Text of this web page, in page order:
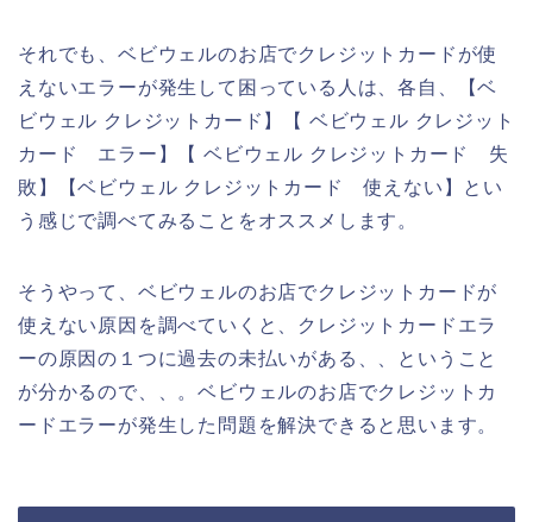
それでも、ベビウェルのお店でクレジットカードが使
えないエラーが発生して困っている人は、各自、【ベ
ビウェル クレジットカード】【 ベビウェル クレジット
カード エラー】【 ベビウェル クレジットカード 失
敗】【ベビウェル クレジットカード 使えない】とい
う感じで調べてみることをオススメします。
そうやって、ベビウェルのお店でクレジットカードが
使えない原因を調べていくと、クレジットカードエラ
ーの原因の１つに過去の未払いがある、、ということ
が分かるので、、。ベビウェルのお店でクレジットカ
ードエラーが発生した問題を解決できると思います。